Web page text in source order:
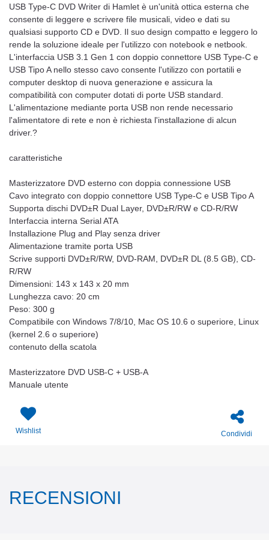
USB Type-C DVD Writer di Hamlet è un'unità ottica esterna che
consente di leggere e scrivere file musicali, video e dati su
qualsiasi supporto CD e DVD. Il suo design compatto e leggero lo
rende la soluzione ideale per l'utilizzo con notebook e netbook.
L'interfaccia USB 3.1 Gen 1 con doppio connettore USB Type-C e
USB Tipo A nello stesso cavo consente l'utilizzo con portatili e
computer desktop di nuova generazione e assicura la
compatibilità con computer dotati di porte USB standard.
L'alimentazione mediante porta USB non rende necessario
l'alimentatore di rete e non è richiesta l'installazione di alcun
driver.?
caratteristiche
Masterizzatore DVD esterno con doppia connessione USB
Cavo integrato con doppio connettore USB Type-C e USB Tipo A
Supporta dischi DVD±R Dual Layer, DVD±R/RW e CD-R/RW
Interfaccia interna Serial ATA
Installazione Plug and Play senza driver
Alimentazione tramite porta USB
Scrive supporti DVD±R/RW, DVD-RAM, DVD±R DL (8.5 GB), CD-
R/RW
Dimensioni: 143 x 143 x 20 mm
Lunghezza cavo: 20 cm
Peso: 300 g
Compatibile con Windows 7/8/10, Mac OS 10.6 o superiore, Linux
(kernel 2.6 o superiore)
contenuto della scatola
Masterizzatore DVD USB-C + USB-A
Manuale utente
Wishlist Condividi
RECENSIONI